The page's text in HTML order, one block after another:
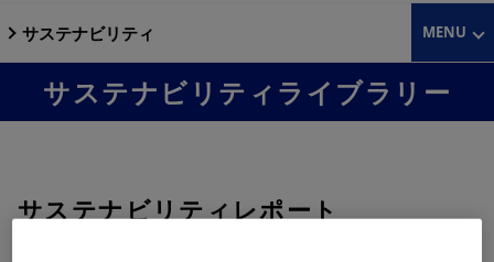
サステナビリティ MENU
サステナビリティライブラリー
サステナビリティレポート